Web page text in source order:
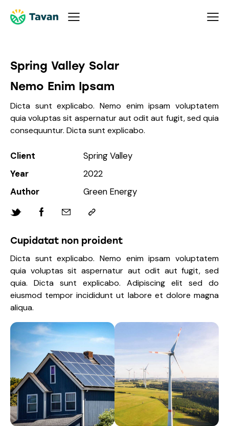
Spring Valley Solar
Cupidatat non proident
Dicta sunt explicabo. Nemo enim ipsam voluptatem
quia voluptas sit aspernatur aut odit aut fugit, sed
quia. Dicta sunt explicabo. Adipiscing elit sed do
eiusmod tempor incididunt ut labore et dolore magna
aliqua.
Nemo Enim Ipsam
Dicta sunt explicabo. Nemo enim ipsam voluptatem
quia voluptas sit aspernatur aut odit aut fugit, sed quia
consequuntur. Dicta sunt explicabo.
Client
Spring Valley
Year
2022
Author
Green Energy